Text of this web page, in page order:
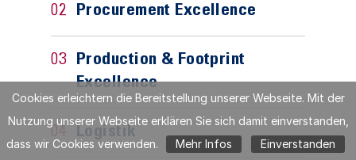
02 Procurement Excellence
03 Production & Footprint
Excellence
04 Logistik
Cookies erleichtern die Bereitstellung unserer Webseite. Mit der
Nutzung unserer Webseite erklären Sie sich damit einverstanden,
dass wir Cookies verwenden.
Mehr Infos Einverstanden